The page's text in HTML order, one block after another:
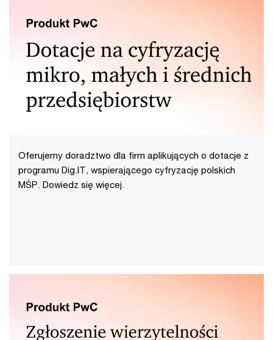
Oferujemy doradztwo dla firm aplikujących o dotacje z
programu Dig.IT, wspierającego cyfryzację polskich
MŚP. Dowiedz się więcej.